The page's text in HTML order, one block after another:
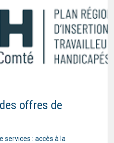
offres de
services : accès à la